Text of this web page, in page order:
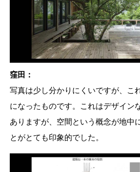
窪田：
写真は少し分かりにくいですが、こ
になったものです。これはデザイン
ありますが、空間という概念が地中
とがとても印象的でした。